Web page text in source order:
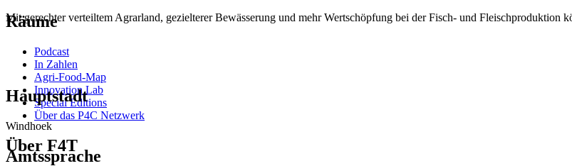
Räume
Podcast
In Zahlen
Agri-Food-Map
Innovation Lab
Special Editions
Über das P4C Netzwerk
Über F4T
Mit gerechter verteiltem Agrarland, gezielterer Bewässerung und mehr Wertschöpfung bei der Fisch- und Fleischproduktion
Hauptstadt
Windhoek
Amtssprache